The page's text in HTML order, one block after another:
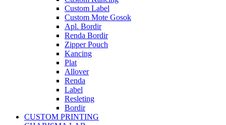
Custom Label
Custom Mote Gosok
Apl. Bordir
Renda Bordir
Zipper Pouch
Kancing
Plat
Allover
Renda
Label
Resleting
Bordir
CUSTOM PRINTING